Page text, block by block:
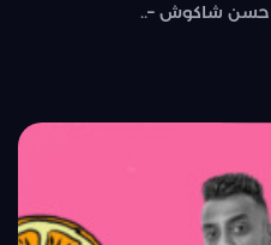
حسن شاكوش –..